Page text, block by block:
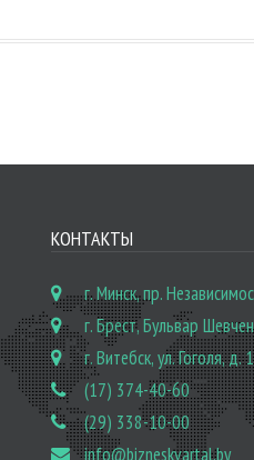
КОНТАКТЫ
г. Минск, пр.
г. Брест, Бульвар
г. Витебск, ул. Гоголя,
(17) 374-40-60
(29) 338-10-00
info@bizneskvartal.by